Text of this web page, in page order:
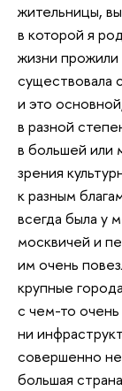
жительницы,
в которой я
жизни
существовала
и это
в разной
в большей или
зрения
к разным
всегда была у
москвичей и
им очень
крупные
с чем-то очень
ни
совершенно
большая